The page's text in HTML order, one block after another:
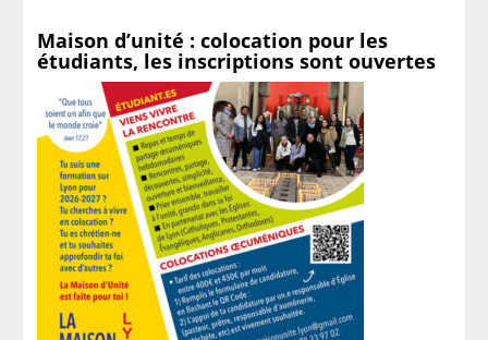
Maison d’unité : colocation pour les
étudiants, les inscriptions sont ouvertes